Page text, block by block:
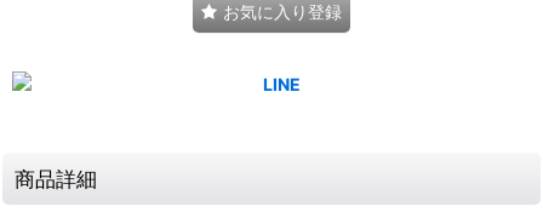
お気に入り登録
商品詳細